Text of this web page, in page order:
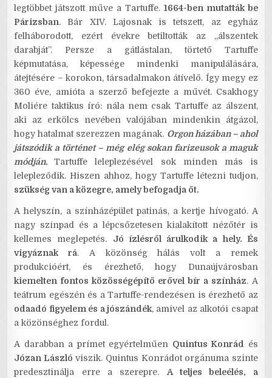
legtöbbet játszott műve a Tartuffe. 1664-ben mutatták be
Párizsban. Bár XIV. Lajosnak is tetszett, az egyház
felháborodott, ezért évekre betiltották az „álszentek
darabját”. Persze a gátlástalan, törtető Tartuffe
képmutatása, képessége mindenki manipulálására,
átejtésére – korokon, társadalmakon átívelő. Így megy ez
360 éve, amióta a szerző befejezte a művét. Csakhogy
Moliére taktikus író: nála nem csak Tartuffe az álszent,
aki az erkölcs nevében valójában mindenkin átgázol,
hogy hatalmat szerezzen magának. Orgon házában – ahol
játszódik a történet – még elég sokan farizeusok a maguk
módján.Tartuffe leleplezésével sok minden más is
lelepleződik. Hiszen ahhoz, hogy Tartuffe létezni tudjon,
szükség van a közegre, amely befogadja őt.
A helyszín, a színházépület patinás, a kertje hívogató. A
nagy színpad és a lépcsőzetesen kialakított nézőtér is
kellemes meglepetés. Jó ízlésről árulkodik a hely. És
vigyáznak rá. A közönség hálás volt a remek
produkcióért, és érezhető, hogy Dunaújvárosban
kiemelten fontos közösségépítő erővel bír a színház. A
teátrum egészén és a Tartuffe-rendezésen is érezhető az
odaadó figyelem és a jószándék, amivel az alkotói csapat
a közönséghez fordul.
A darabban a prímet egyértelműen Quintus Konrád és
Józan László viszik. Quintus Konrádot orgánuma szinte
predesztinálja erre a szerepre.A teljes beleélés, a